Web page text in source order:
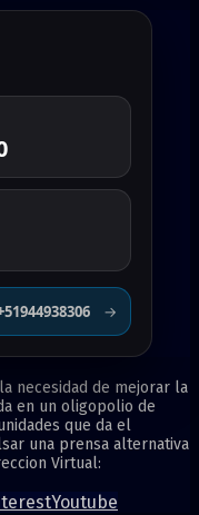
→
necesidad de mejorar la
en un oligopolio de
que da el
una prensa alternativa
Virtual:
Youtube